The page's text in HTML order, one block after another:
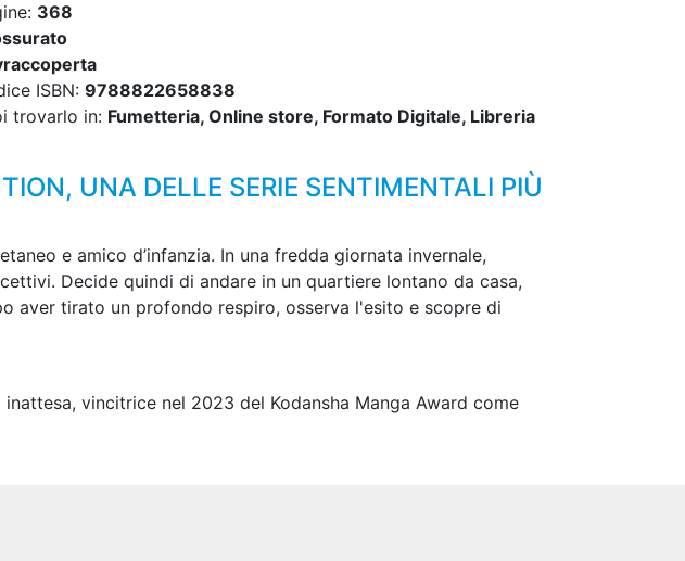
368
ISBN: 9788822658838
trovarlo in: Fumetteria, Online store, Formato Digitale, Libreria
UNA DELLE SERIE SENTIMENTALI PIÙ
e amico d’infanzia. In una fredda giornata invernale,
Decide quindi di andare in un quartiere lontano da casa,
aver tirato un profondo respiro, osserva l'esito e scopre di
vincitrice nel 2023 del Kodansha Manga Award come